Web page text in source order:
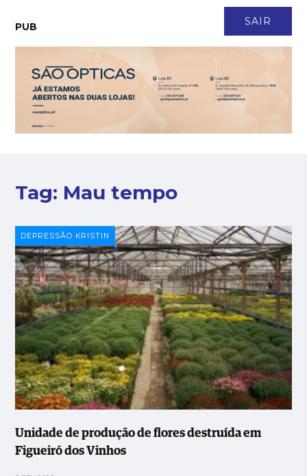
SAIR
PUB
Tag: Mau tempo
DEPRESSÃO KRISTIN
Unidade de produção de flores destruída em
Figueiró dos Vinhos